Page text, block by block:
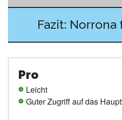
Fazit:
Pro
Leicht
Guter Zugriff auf das